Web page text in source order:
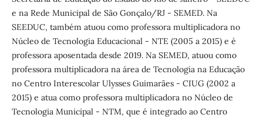
e na Rede Municipal de São Gonçalo/RJ - SEMED. Na
SEEDUC, também atuou como professora multiplicadora no
Núcleo de Tecnologia Educacional - NTE (2005 a 2015) e é
professora aposentada desde 2019. Na SEMED, atuou como
professora multiplicadora na área de Tecnologia na Educação
no Centro Interescolar Ulysses Guimarães - CIUG (2002 a
2015) e atua como professora multiplicadora no Núcleo de
Tecnologia Municipal - NTM, que é integrado ao Centro